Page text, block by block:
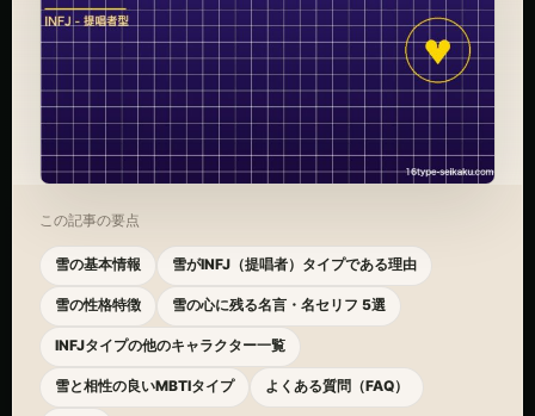
この記事の要点
雪の基本情報 雪がINFJ（提唱者）タイプである理由
雪の性格特徴 雪の心に残る名言・名セリフ 5選
INFJタイプの他のキャラクター一覧
雪と相性の良いMBTIタイプ よくある質問（FAQ）